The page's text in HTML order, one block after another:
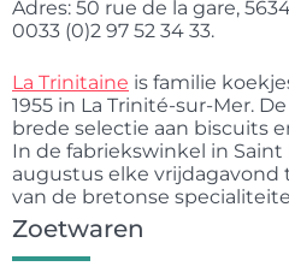
Adres: 50 rue de la gare,
0033 (0)2 97 52 34 33.
La Trinitaine is familie
1955 in La Trinité-sur-Mer.
brede selectie aan biscuits
In de fabriekswinkel in
augustus elke vrijdagavond
van de bretonse
Zoetwaren